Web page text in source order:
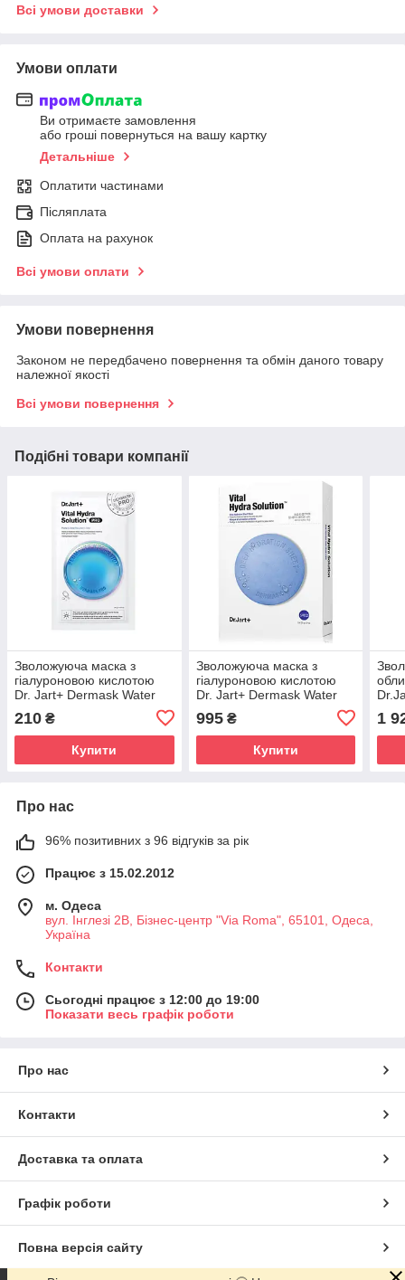
Всі умови доставки
Умови оплати
Ви отримаєте замовлення
або гроші повернуться на вашу картку
Детальніше
Оплатити частинами
Післяплата
Оплата на рахунок
Всі умови оплати
Умови повернення
Законом не передбачено повернення та обмін даного товару
належної якості
Всі умови повернення
Подібні товари компанії
Зволожуюча маска з
гіалуроновою кислотою
Dr. Jart+ Dermask Water
Jet Vital Hydra Solution 30g
- 1шт.
210 ₴
Купити
Зволожуюча маска з
гіалуроновою кислотою
Dr. Jart+ Dermask Water
5шт.
995₴
Купити
50ml
1
Про нас
96% позитивних з 96 відгуків за рік
Працює з 15.02.2012
м. Одеса
вул. Інглезі 2В, Бізнес-центр "Via Roma", 65101, Одеса,
Україна
Контакти
Сьогодні працює з 12:00 до 19:00
Показати весь графік роботи
Про нас
Контакти
Доставка та оплата
Графік роботи
Повна версія сайту